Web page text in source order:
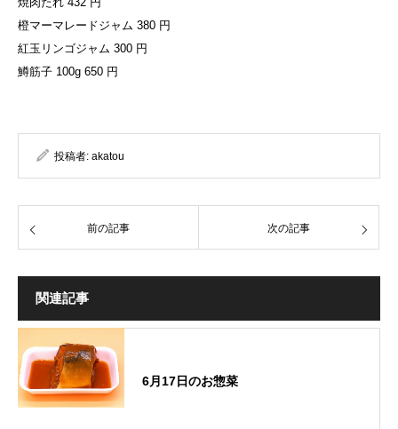
橙マーマレードジャム 380 円
紅玉リンゴジャム 300 円
鱒筋子 100g 650 円
投稿者: akatou
前の記事 次の記事
関連記事
6月17日のお惣菜